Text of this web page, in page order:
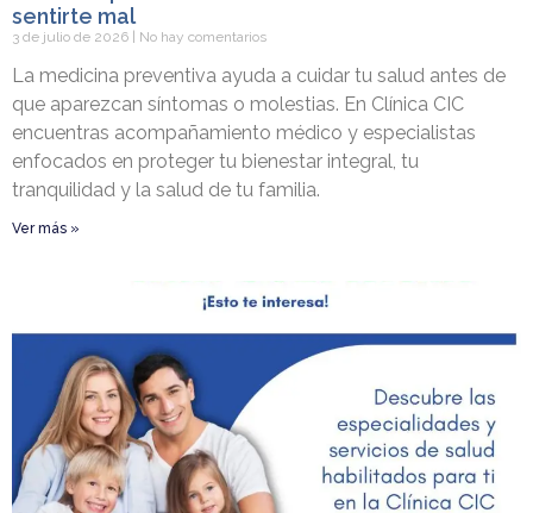
sentirte mal
3 de julio de 2026 No hay comentarios
La medicina preventiva ayuda a cuidar tu salud antes de
que aparezcan síntomas o molestias. En Clínica CIC
encuentras acompañamiento médico y especialistas
enfocados en proteger tu bienestar integral, tu
tranquilidad y la salud de tu familia.
Ver más »